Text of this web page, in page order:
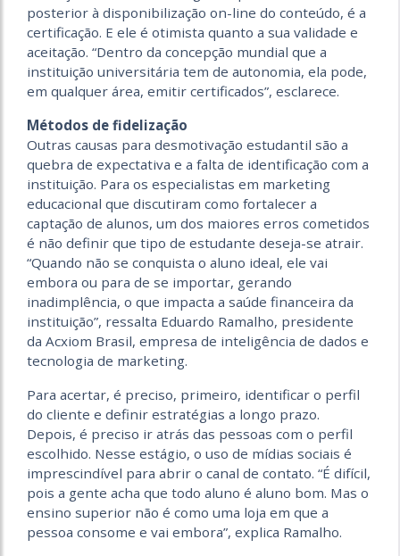
posterior à disponibilização on-line do conteúdo, é a
certificação. E ele é otimista quanto a sua validade e
aceitação. “Dentro da concepção mundial que a
instituição universitária tem de autonomia, ela pode,
em qualquer área, emitir certificados”, esclarece.
Métodos de fidelização
Outras causas para desmotivação estudantil são a
quebra de expectativa e a falta de identificação com a
instituição. Para os especialistas em marketing
educacional que discutiram como fortalecer a
captação de alunos, um dos maiores erros cometidos
é não definir que tipo de estudante deseja-se atrair.
“Quando não se conquista o aluno ideal, ele vai
embora ou para de se importar, gerando
inadimplência, o que impacta a saúde financeira da
instituição”, ressalta Eduardo Ramalho, presidente
da Acxiom Brasil, empresa de inteligência de dados e
tecnologia de marketing.
Para acertar, é preciso, primeiro, identificar o perfil
do cliente e definir estratégias a longo prazo.
Depois, é preciso ir atrás das pessoas com o perfil
escolhido. Nesse estágio, o uso de mídias sociais é
imprescindível para abrir o canal de contato. “É difícil,
pois a gente acha que todo aluno é aluno bom. Mas o
ensino superior não é como uma loja em que a
pessoa consome e vai embora”, explica Ramalho.